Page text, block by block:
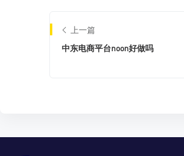
上一篇
中东电商平台noon好做吗